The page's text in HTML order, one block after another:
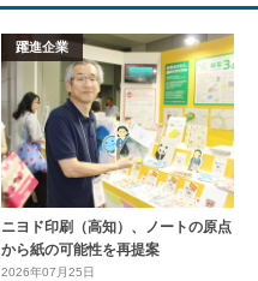
躍進企業
ニヨド印刷（高知）、ノートの原点
から紙の可能性を再提案
2026年07月25日